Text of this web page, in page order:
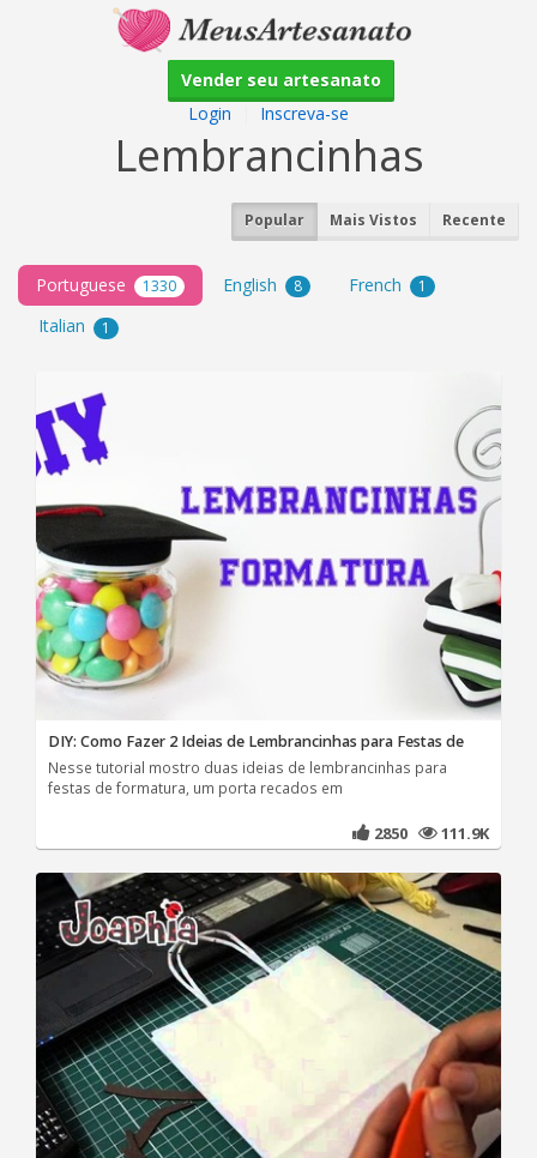
Vender seu artesanato
Login
Inscreva-se
Lembrancinhas
Popular Mais Vistos Recente
Portuguese 1330 English 8 French 1
Italian 1
DIY: Como Fazer 2 Ideias de Lembrancinhas para Festas de
Nesse tutorial mostro duas ideias de lembrancinhas para
festas de formatura, um porta recados em
2850 111.9K